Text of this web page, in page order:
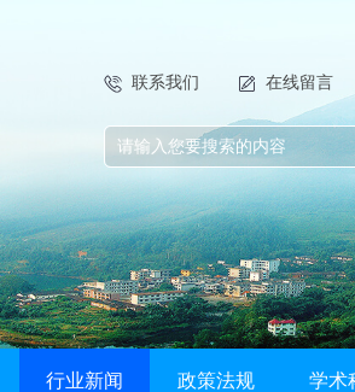
联系我们 在线留言
行业新闻 政策法规 学术